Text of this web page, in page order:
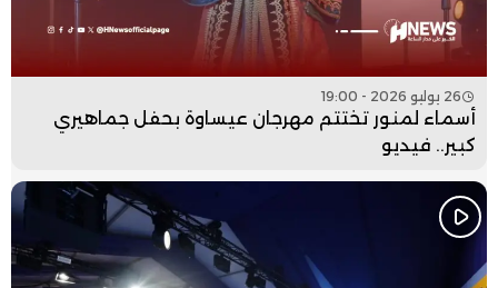
26 يوليو 2026 - 19:00
أسماء لمنور تختتم مهرجان عيساوة بحفل جماهيري
كبير.. فيديو